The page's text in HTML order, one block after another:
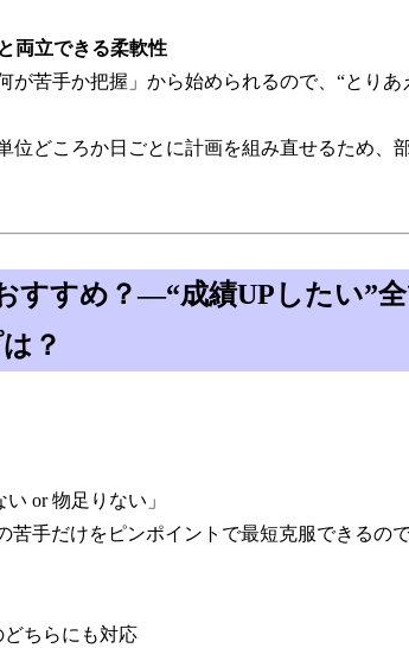
両立できる柔軟性
が苦手か把握」から始められるので、“とり
位どころか日ごとに計画を組み直せるため、
すすめ？—“成績UPしたい”
？
or 物足りない」
苦手だけをピンポイントで最短克服できるの
ちらにも対応